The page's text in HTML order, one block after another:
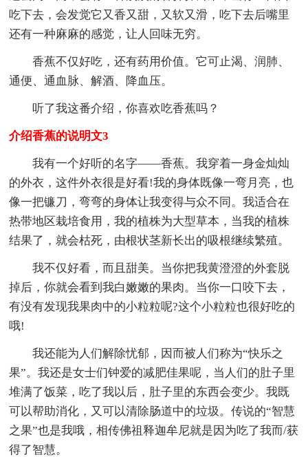
吃下去，会发觉它又香又甜，又软又滑，吃下去后嘴里
还有一种麻麻的感觉，让人回味无穷。
香蕉不仅好吃，还有药用价值。它可止渴、润肺、
通便、通血脉、解酒、降血压。
听了我这番介绍，你喜欢吃香蕉吗？
介绍香蕉的说明文3
我有一个好听的名字——香蕉。我穿着一身金灿灿
的外衣，这件外衣很是好看!我的身体既像一弯月亮，也
像一把镰刀，弯弯的身体让我变得与众不同。我适合在
热带地区栽培食用，我的植株为大型草本，当我的植株
结果了，就会枯死，由根状茎新长出的吸根继续繁殖。
我不仅好看，而且甜美。当你把我黄澄澄的外套脱
掉后，你就会看到我白嫩嫩的果肉。当你一口咬下去，
有没有发现我果肉中的小粒粒呢?这个小粒粒也很好吃的
哦!
我还能为人们解除忧郁，因而被人们称为“快乐之
果”。我还是女士们钟爱的减肥佳果呢，当人们的肚子里
堆满了饭菜，吃了我以后，肚子里的东西会变少。我既
可以帮助消化，又可以清除肠道中的垃圾。传说的“智慧
之果”也是我哦，相传佛祖释迦牟尼就是因为吃了我而/获
得了智慧。